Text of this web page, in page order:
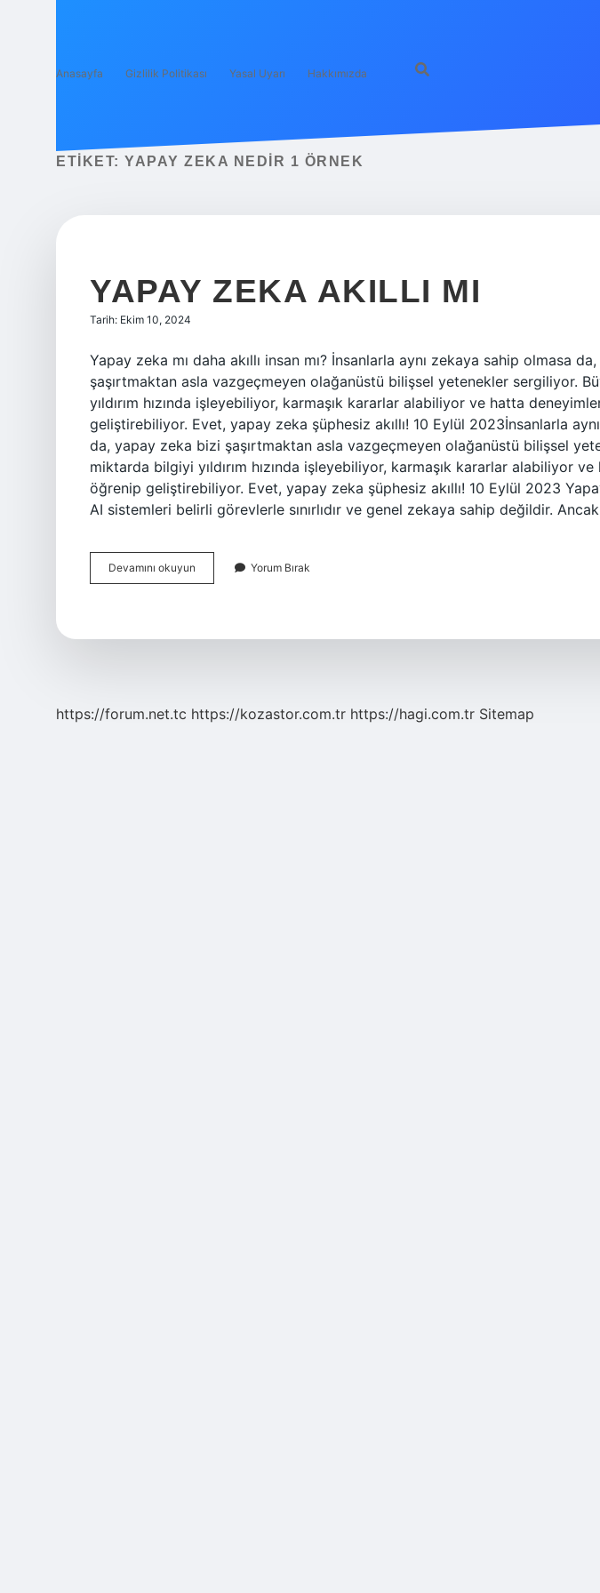
Anasayfa Gizlilik Politikası Yasal Uyarı Hakkımızda
ETIKET: YAPAY ZEKA NEDIR 1 ÖRNEK
YAPAY ZEKA AKILLI MI
Tarih: Ekim 10, 2024
Yapay zeka mı daha akıllı insan mı? İnsanlarla aynı zekaya sahip olmasa
şaşırtmaktan asla vazgeçmeyen olağanüstü bilişsel yetenekler sergiliyor.
yıldırım hızında işleyebiliyor, karmaşık kararlar alabiliyor ve hatta
geliştirebiliyor. Evet, yapay zeka şüphesiz akıllı! 10 Eylül 2023İnsanlarla
da, yapay zeka bizi şaşırtmaktan asla vazgeçmeyen olağanüstü bilişsel
miktarda bilgiyi yıldırım hızında işleyebiliyor, karmaşık kararlar alabiliyor
öğrenip geliştirebiliyor. Evet, yapay zeka şüphesiz akıllı! 10 Eylül 2023
AI sistemleri belirli görevlerle sınırlıdır ve genel zekaya sahip değildir.
Devamını okuyun
Zeka
Yorum Bırak
https://forum.net.tc https://kozastor.com.tr https://hagi.com.tr Sitemap